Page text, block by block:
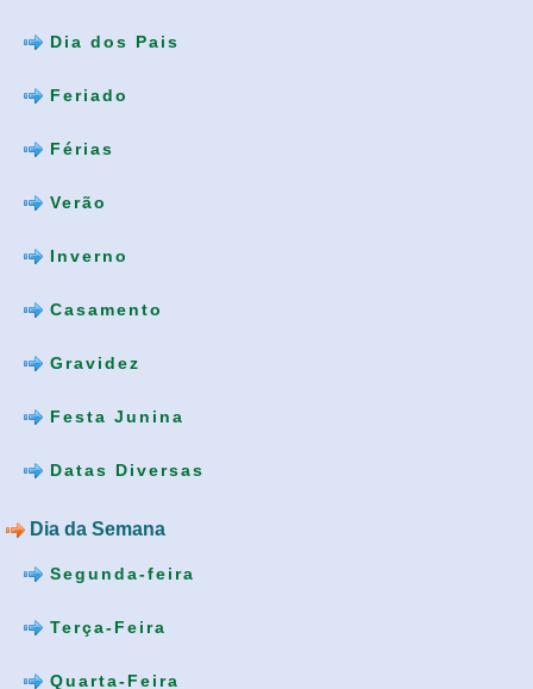
Dia dos Pais
Feriado
Férias
Verão
Inverno
Casamento
Gravidez
Festa Junina
Datas Diversas
Dia da Semana
Segunda-feira
Terça-Feira
Quarta-Feira